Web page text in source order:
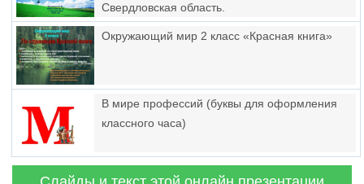
Свердловская область.
Окружающий мир 2 класс «Красная книга»
В мире профессий (буквы для оформления
классного часа)